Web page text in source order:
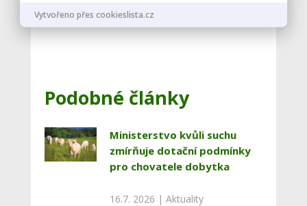
Podobné články
Ministerstvo kvůli suchu
zmírňuje dotační podmínky
pro chovatele dobytka
16.7. 2026 | Aktuality
Vytvořeno přes cookieslista.cz